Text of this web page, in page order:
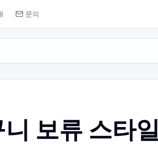
문의
보류 스타일